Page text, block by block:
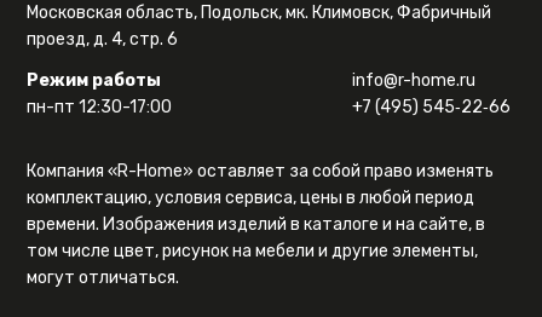
Московская область, Подольск, мк. Климовск, Фабричный
проезд, д. 4, стр. 6
Режим работы
пн-пт 12:30-17:00
info@r-home.ru
+7 (495) 545‑22‑66
Компания «R-Home» оставляет за собой право изменять
комплектацию, условия сервиса, цены в любой период
времени. Изображения изделий в каталоге и на сайте, в
том числе цвет, рисунок на мебели и другие элементы,
могут отличаться.